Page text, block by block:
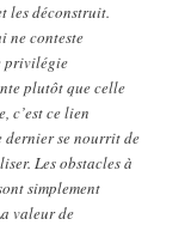
les déconstruit.
ne conteste
privilégie
plutôt que celle
c’est ce lien
dernier se nourrit de
Les obstacles à
simplement
valeur de